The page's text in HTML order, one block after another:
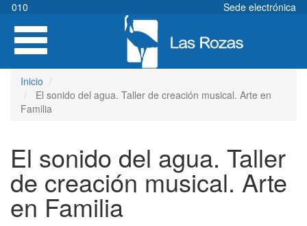
Pasar
contenido
principal
010
Sede electrónica
Toggle
navigation
Inicio
El sonido del agua. Taller de creación musical. Arte en
Familia
El sonido del agua. Taller
de creación musical. Arte
en Familia